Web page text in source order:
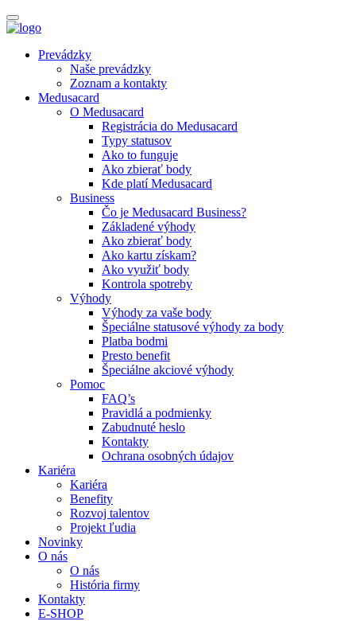
Prevádzky
Naše prevádzky
Zoznam a kontakty
Medusacard
O Medusacard
Registrácia do Medusacard
Typy statusov
Ako to funguje
Ako zbierať body
Kde platí Medusacard
Business
Čo je Medusacard Business?
Základené výhody
Ako zbierať body
Ako kartu získam?
Ako využiť body
Kontrola spotreby
Výhody
Výhody za vaše body
Špeciálne statusové výhody za body
Platba bodmi
Presto benefit
Špeciálne akciové výhody
Pomoc
FAQ’s
Pravidlá a podmienky
Zabudnuté heslo
Kontakty
Ochrana osobných údajov
Kariéra
Kariéra
Benefity
Rozvoj talentov
Projekt ľudia
Novinky
O nás
O nás
História firmy
Kontakty
E-SHOP